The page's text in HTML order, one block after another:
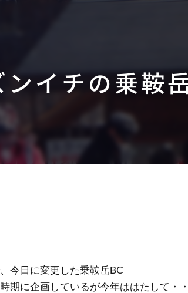
ンイチの乗鞍
今日に変更した乗鞍岳BC
期に企画しているが今年ははたして・